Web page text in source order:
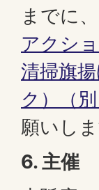
までに
アクシ
清掃旗
ク）（
願いしま
6. 主催